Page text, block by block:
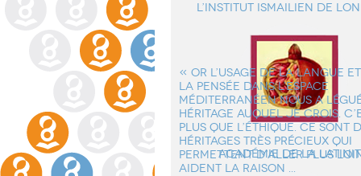
« OR L’USAGE DE LA LANGUE
LA PENSÉE DANS L’ESPACE
MÉDITERRANÉEN NOUS A
HÉRITAGE AUQUEL JE CROIS.
PLUS QUE L’ÉTHIQUE. CE SONT
HÉRITAGES TRÈS PRÉCIEUX QUI
PERMETTENT D’ALLER PLUS
AIDENT LA RAISON ...
L’institut ismailien de
Académie de la